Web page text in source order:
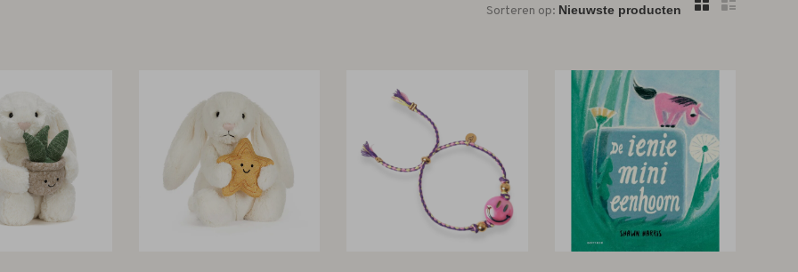
Sorteren op: